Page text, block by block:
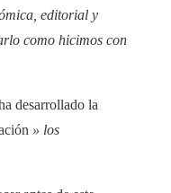
editorial y
como hicimos con
desarrollado la
» los